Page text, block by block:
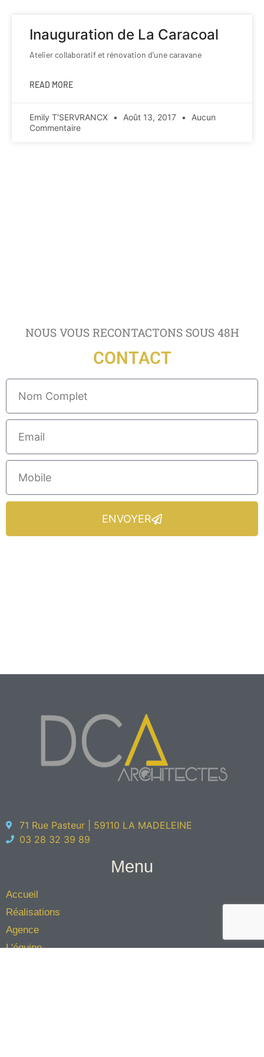
Inauguration de La Caracoal
Atelier collaboratif et rénovation d’une caravane
READ MORE
Emily T'SERVRANCX Août 13, 2017
Aucun
Commentaire
NOUS VOUS RECONTACTONS SOUS 48H
CONTACT
ENVOYER
71 Rue Pasteur | 59110 LA MADELEINE
03 28 32 39 89
Menu
Accueil
Réalisations
Agence
L'équipe